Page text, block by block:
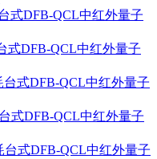
式DFB-QCL中红外量子
式DFB-QCL中红外量子
台式DFB-QCL中红外量子
式DFB-QCL中红外量子
台式DFB-QCL中红外量子